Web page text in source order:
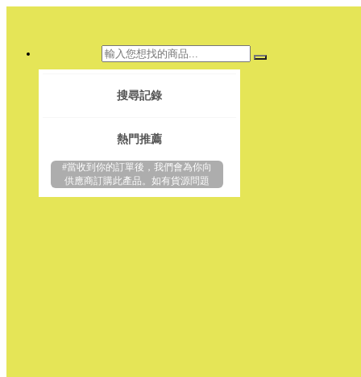
搜尋記錄
熱門推薦
#當收到你的訂單後，我們會為你向
供應商訂購此產品。如有貨源問題